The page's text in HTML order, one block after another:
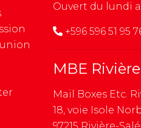
Ouvert du lundi
+596 596 51 95
MBE
Mail Boxes Etc.
18, voie Isole